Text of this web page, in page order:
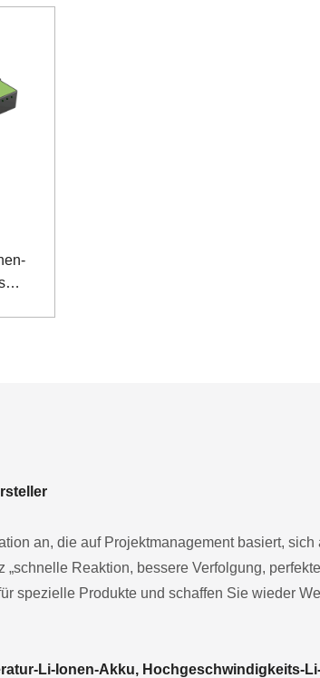
an, die auf Projektmanagement basiert, sich
Reaktion, bessere Verfolgung,
spezielle Produkte und schaffen Sie wieder
Li-Ionen-Akku, Hochgeschwindigkeits-